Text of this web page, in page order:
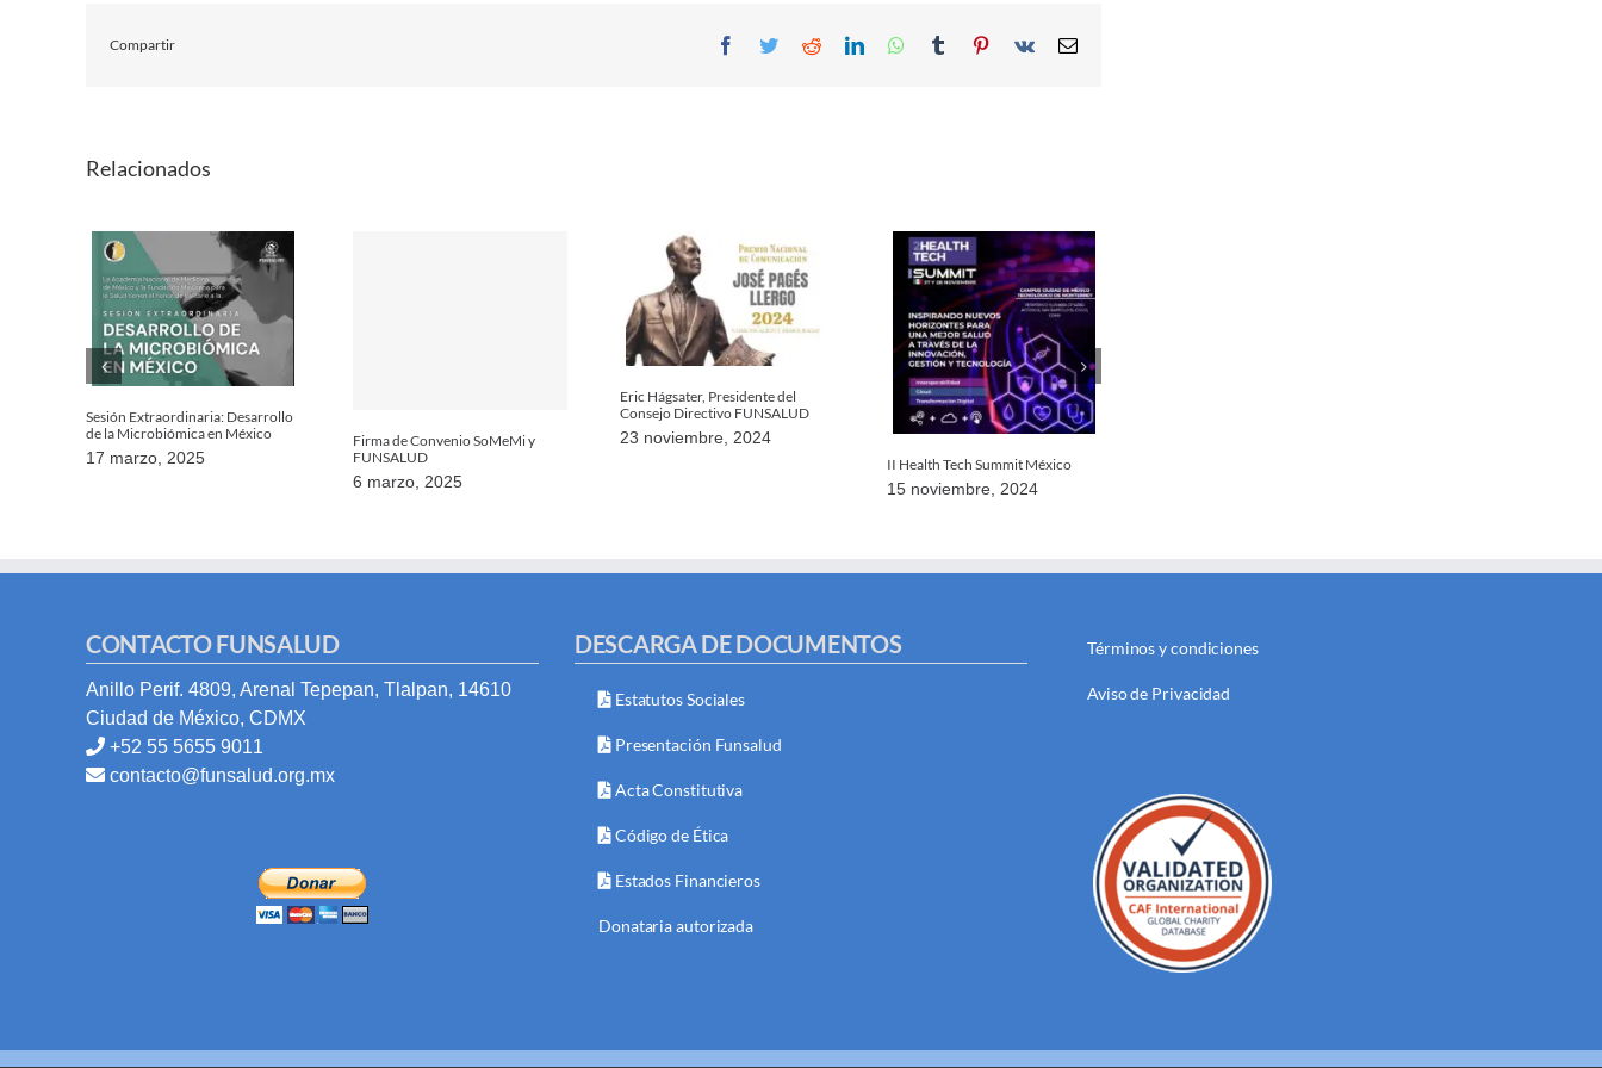
Compartir Facebook
TwitterRedditLinkedInWhatsApp
Tumblr Pinterest
Vk Email
Relacionados
Sesión Extraordinaria: Desarrollo
de la Microbiómica en México
17 marzo, 2025
Firma de Convenio SoMeMi y
FUNSALUD
6 marzo, 2025
Eric Hágsater, Presidente del
Consejo Directivo FUNSALUD
23 noviembre, 2024
II Health Tech Summit México
15 noviembre, 2024
CONTACTO FUNSALUD
Anillo Perif. 4809, Arenal Tepepan, Tlalpan, 14610
Ciudad de México, CDMX
+52 55 5655 9011
contacto@funsalud.org.mx
DESCARGA DE DOCUMENTOS
Estatutos Sociales
Presentación Funsalud
Acta Constitutiva
Código de Ética
Estados Financieros
Donataria autorizada
Términos y condiciones
Aviso de Privacidad